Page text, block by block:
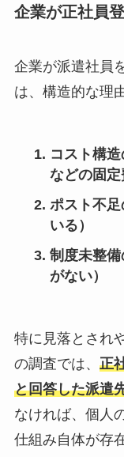
企業が正社員
企業が派遣社員
は、構造的な理
コスト構
などの固定
ポスト不
いる）
制度未整
がない）
特に見落とされ
の調査では、 正
と回答した派遣
なければ、個人
仕組み自体が存